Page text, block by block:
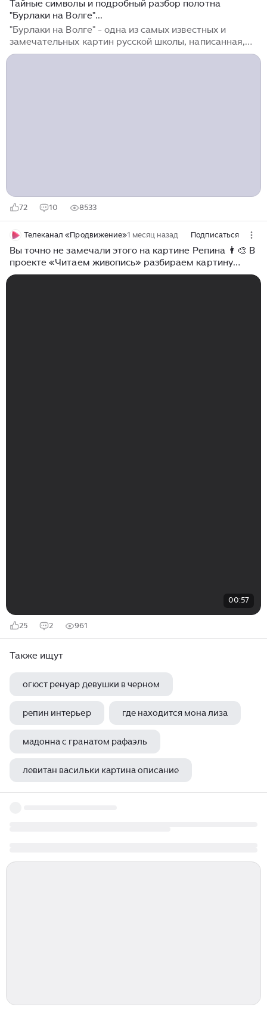
Тайные символы и подробный разбор полотна
"Бурлаки на Волге"...
"Бурлаки на Волге" - одна из самых известных и
замечательных картин русской школы, написанная,
выдающимся художником, Ильей Репиным с 1870 по
72 10 8533
Телеканал «Продвижение»1 месяц назад Подписаться
Вы точно не замечали этого на картине Репина 👨‍🎨 В
проекте «Читаем живопись» разбираем картину
«Бурлаки на Волге» и показываем её с неожиданной
00:57
25 2 961
Также ищут
огюст ренуар девушки в черном
репин интерьер где находится мона лиза
мадонна с гранатом рафаэль
левитан васильки картина описание